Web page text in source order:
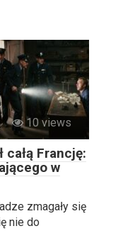
10 views
całą Francję:
w
zmagały się
nie do